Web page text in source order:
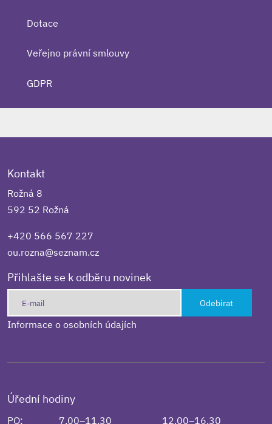
Dotace
Veřejno právní smlouvy
GDPR
Kontakt
Rožná 8
592 52 Rožná
+420 566 567 227
ou.rozna@seznam.cz
Přihlašte se k odběru novinek
Odebírat
Informace o osobních údajích
Úřední hodiny
PO: 7.00–11.30 12.00–16.30